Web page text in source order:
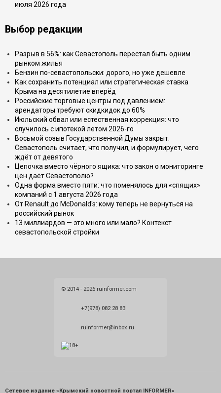
июля 2026 года
Выбор редакции
Разрыв в 56%: как Севастополь перестал быть одним
рынком жилья
Бензин по-севастопольски: дорого, но уже дешевле
Как сохранить потенциал или стратегическая ставка
Крыма на десятилетие вперёд
Российские торговые центры под давлением:
арендаторы требуют скидкидок до 60%
Июльский обвал или естественная коррекция: что
случилось с ипотекой летом 2026-го
Восьмой созыв Государственной Думы закрыт.
Севастополь считает, что получил, и формулирует, чего
ждёт от девятого
Цепочка вместо чёрного ящика: что закон о мониторинге
цен даёт Севастополю?
Одна форма вместо пяти: что поменялось для «спящих»
компаний с 1 августа 2026 года
От Renault до McDonald's: кому теперь не вернуться на
российский рынок
13 миллиардов — это много или мало? Контекст
севастопольской стройки
© 2014 - 2026 ruinformer.com
+7(978) 082 28 83
ruinformer@inbox.ru
Сетевое издание «Крымский новостной портал INFORMER»